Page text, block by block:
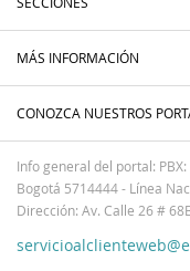
MÁS INFORMACIÓN
CONOZCA NUESTROS
Info general del portal:
Bogotá 5714444 - Línea
Dirección: Av. Calle 26 #